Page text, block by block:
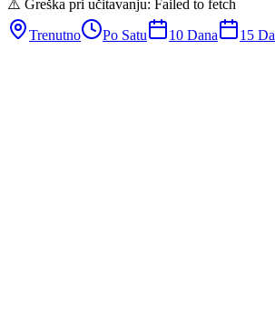
⚠️ Greška pri učitavanju: Failed to fetch
Trenutno
Po Satu 10 Dana 15